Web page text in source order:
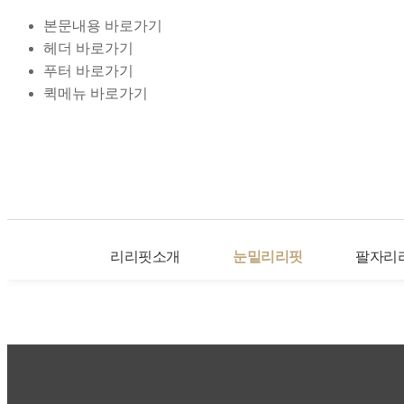
본문내용 바로가기
헤더 바로가기
푸터 바로가기
퀵메뉴 바로가기
리리핏소개 눈밑리리핏 팔자리